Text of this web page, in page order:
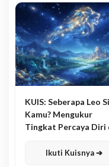
KUIS: Seberapa Leo
Kamu? Mengukur
Tingkat Percaya Diri
Ikuti Kuisnya ➔